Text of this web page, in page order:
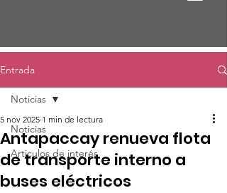
Entrada
Noticias
Articulos de interés
Noticias
Antapaccay renueva flota
de transporte interno a
buses eléctricos
5 nov 2025 1 min de lectura